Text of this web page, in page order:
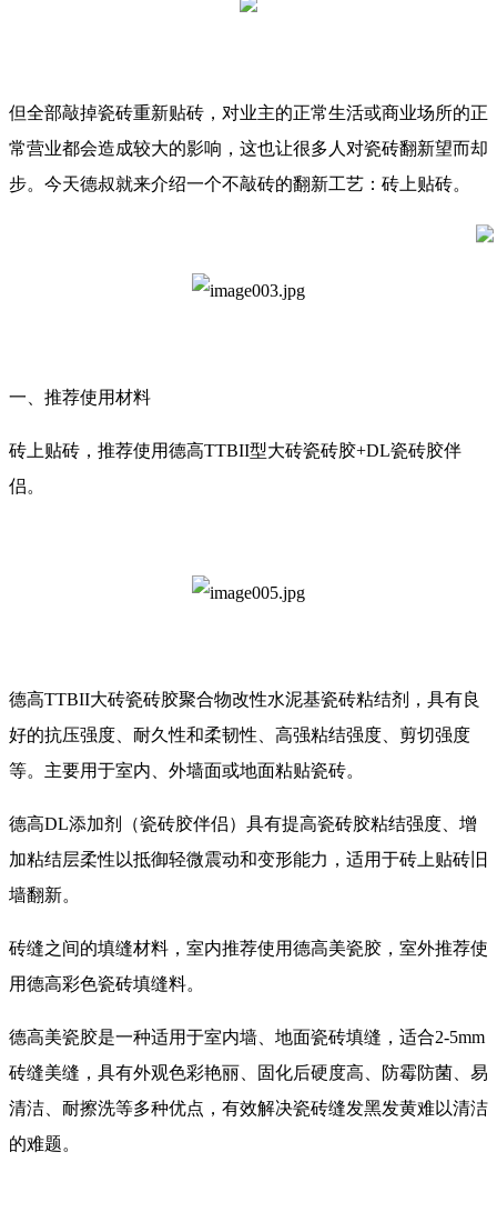
但全部敲掉瓷砖重新贴砖，对业主的正常生活或商业场所的正
常营业都会造成较大的影响，这也让很多人对瓷砖翻新望而却
步。今天德叔就来介绍一个不敲砖的翻新工艺：砖上贴砖。
一、推荐使用材料
砖上贴砖，推荐使用德高TTBII型大砖瓷砖胶+DL瓷砖胶伴
侣。
德高TTBII大砖瓷砖胶聚合物改性水泥基瓷砖粘结剂，具有良
好的抗压强度、耐久性和柔韧性、高强粘结强度、剪切强度
等。主要用于室内、外墙面或地面粘贴瓷砖。
德高DL添加剂（瓷砖胶伴侣）具有提高瓷砖胶粘结强度、增
加粘结层柔性以抵御轻微震动和变形能力，适用于砖上贴砖旧
墙翻新。
砖缝之间的填缝材料，室内推荐使用德高美瓷胶，室外推荐使
用德高彩色瓷砖填缝料。
德高美瓷胶是一种适用于室内墙、地面瓷砖填缝，适合2-5mm
砖缝美缝，具有外观色彩艳丽、固化后硬度高、防霉防菌、易
清洁、耐擦洗等多种优点，有效解决瓷砖缝发黑发黄难以清洁
的难题。